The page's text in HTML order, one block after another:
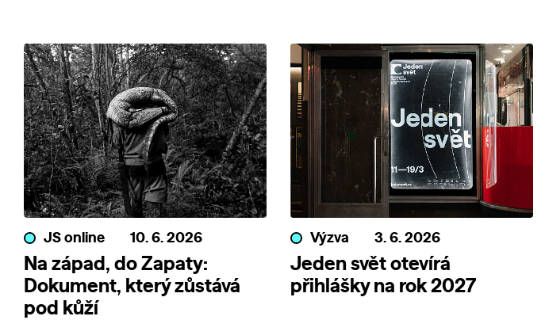
JS online 10. 6. 2026
Na západ, do Zapaty:
Dokument, který zůstává
pod kůží
Výzva 3. 6. 2026
Jeden svět otevírá
přihlášky na rok 2027